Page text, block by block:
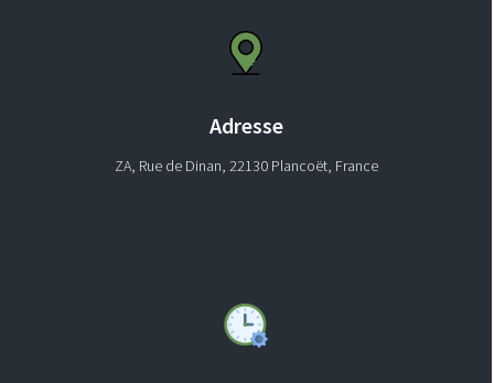
Adresse
ZA, Rue de Dinan, 22130 Plancoët, France